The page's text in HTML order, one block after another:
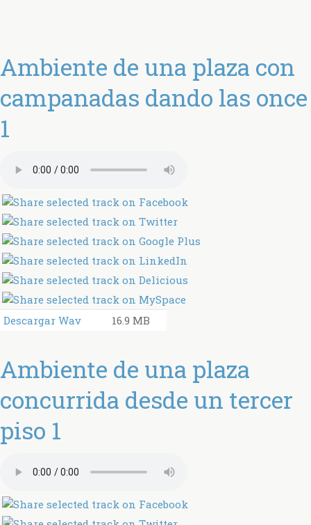
Ambiente de una plaza con
campanadas dando las once
1
Descargar Wav 16.9 MB
Ambiente de una plaza
concurrida desde un tercer
piso 1